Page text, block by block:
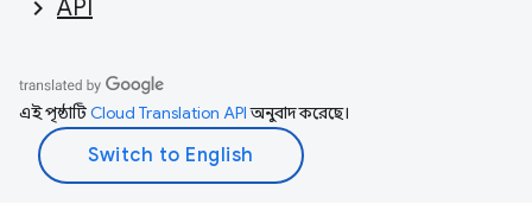
API
এই পৃষ্ঠাটিCloud Translation APIঅনুবাদ করেছে।